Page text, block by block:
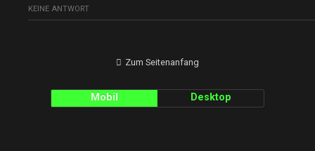
KEINE ANTWORT
Zum Seitenanfang
Mobil Desktop